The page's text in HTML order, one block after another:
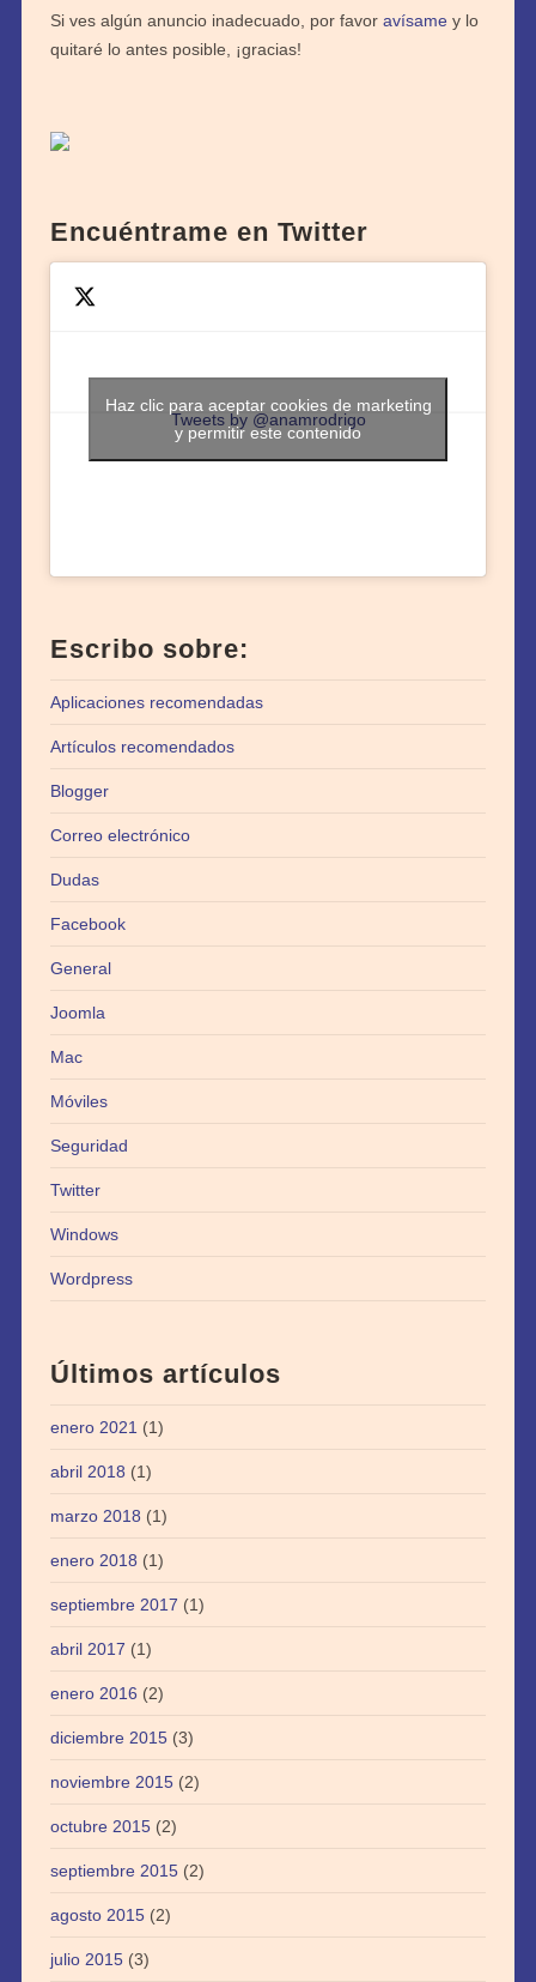
Si ves algún anuncio inadecuado, por favor avísamey lo
quitaré lo antes posible, ¡gracias!
Encuéntrame en Twitter
Tweets by @anamrodrigo
Haz clic para aceptar cookies de marketing
y permitir este contenido
Escribo sobre:
Aplicaciones recomendadas
Artículos recomendados
Blogger
Correo electrónico
Dudas
Facebook
General
Joomla
Mac
Móviles
Seguridad
Twitter
Windows
Wordpress
Últimos artículos
enero 2021 (1)
abril 2018 (1)
marzo 2018 (1)
enero 2018 (1)
septiembre 2017 (1)
abril 2017 (1)
enero 2016 (2)
diciembre 2015(3)
noviembre 2015(2)
octubre 2015(2)
septiembre 2015(2)
agosto 2015(2)
julio 2015(3)